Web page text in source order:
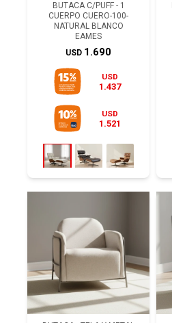
BUTACA C/PUFF - 1
CUERPO CUERO-100-
NATURAL BLANCO
EAMES
USD 1.690
USD
1.437
USD
1.521